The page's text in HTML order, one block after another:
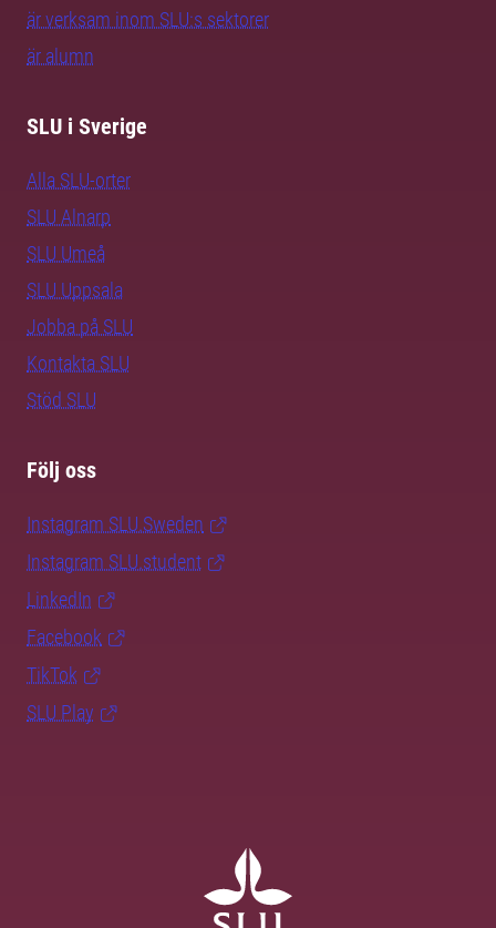
är verksam inom SLU:s sektorer
är alumn
SLU i Sverige
Alla SLU-orter
SLU Alnarp
SLU Umeå
SLU Uppsala
Jobba på SLU
Kontakta SLU
Stöd SLU
Följ oss
Instagram SLU.Sweden
Instagram SLU.student
LinkedIn
Facebook
TikTok
SLU Play